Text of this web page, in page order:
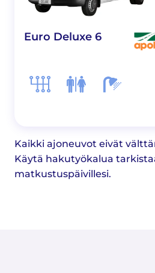
Euro Deluxe 6
Kaikki ajoneuvot eivät
Käytä hakutyökalua
matkustuspäivillesi.